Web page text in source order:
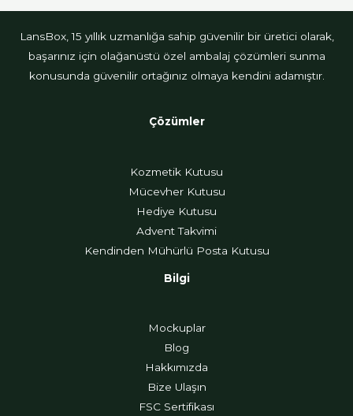
LansBox, 15 yıllık uzmanlığa sahip güvenilir bir üretici olarak,
başarınız için olağanüstü özel ambalaj çözümleri sunma
konusunda güvenilir ortağınız olmaya kendini adamıştır.
Çözümler
Kozmetik Kutusu
Mücevher Kutusu
Hediye Kutusu
Advent Takvimi
Kendinden Mühürlü Posta Kutusu
Bilgi
Mockuplar
Blog
Hakkımızda
Bize Ulaşın
FSC Sertifikası